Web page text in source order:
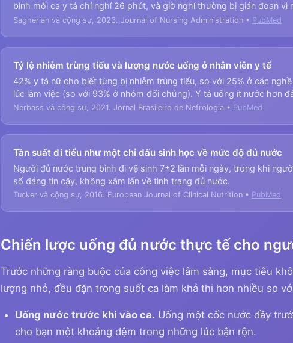
bình mỗi ca y tá chỉ nghỉ 26 phút, và giờ nghỉ thường bị gián đoạn vì
Sagherian và cộng sự, 2023. Journal of Nursing Administration • PubMed
Tỷ lệ nhiễm trùng tiểu và lượng nước uống ở nhân viên y tế
42% y tá nữ cho biết từng bị nhiễm trùng tiểu, so với 25% ở các
lúc làm việc (so với 93% ở nhóm đối chứng). Y tá uống ít nước hơn
Nerbass và cộng sự, 2021. Jornal Brasileiro de Nefrologia • PubMed
Tần suất đi tiểu như một chỉ dấu sinh học về mức độ đủ nước
Người đủ nước trung bình đi vệ sinh 7±2 lần mỗi ngày, trong khi
số đáng tin cậy, không xâm lấn về tình trạng đủ nước.
Tucker và cộng sự, 2016. European Journal of Clinical Nutrition • PubMed
Chiến lược uống đủ nước thực tế cho
Trước những ràng buộc của công việc lâm sàng, mục tiêu
lượng nhỏ, đều đặn trong suốt ca làm khả thi hơn nhiều so
Uống nước trước khi vào ca. Uống một cốc nước đầy
cho bạn một khoảng đệm trong những lúc bận rộn.